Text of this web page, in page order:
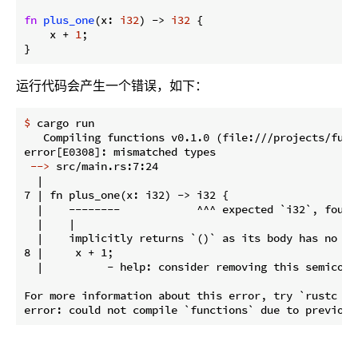
fn plus_one(x: i32) -> i32 {
    x +
1;
}
运行代码会产生一个错误，如下：
$ cargo run
Compiling functions v0.1.0 (file:///projects/
--> src/main.rs:7:24
  |
7 | fn plus_one(x: i32) -> i32 {
|    --------            ^^^ expected `i32`,
  |    |
|    implicitly returns `()` as its body has no
8 |     x + 1;
|          - help: consider removing this
For more information about this error, try `rustc --